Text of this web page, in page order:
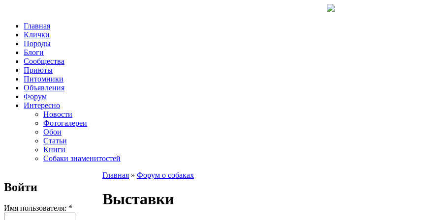
Главная
Клички
Породы
Блоги
Сообщества
Приюты
Питомники
Объявления
Форум
Интересно
Новости
Фотогалереи
Обои
Статьи
Книги
Собаки знаменитостей
Войти
Имя пользователя: *
Главная » Форум о собаках
Выставки